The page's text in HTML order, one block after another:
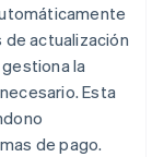
actualización
la
Esta
de pago.